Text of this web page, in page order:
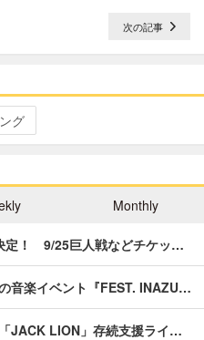
次の記事
グ
Monthly
定！ 9/25巨人戦などチケッ…
音楽イベント『FEST. INAZU…
JACK LION」存続支援ライ…